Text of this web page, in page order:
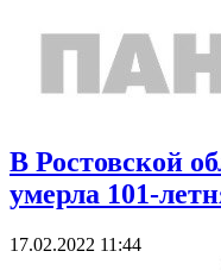
В Ростовской
умерла 101-
17.02.2022 11:44